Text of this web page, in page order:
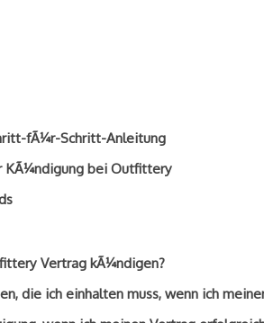
fÃ¼r-Schritt-Anleitung
KÃ¼ndigung bei Outfittery
Vertrag kÃ¼ndigen?
die ich einhalten muss, wenn ich